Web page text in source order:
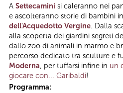
A Settecamini si caleranno nei
e ascolteranno storie di bambini
dell'Acquedotto Vergine. Dalla
alla scoperta dei giardini segreti
dallo zoo di animali in marmo e
percorso dedicato tra sculture e
Moderna, per tuffarsi infine in un
giocare con... Garibaldi!
Programma: